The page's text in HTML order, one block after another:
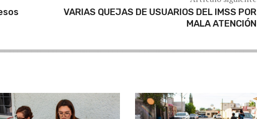
VARIAS QUEJAS DE USUARIOS DEL IMSS POR
MALA ATENCIÓN